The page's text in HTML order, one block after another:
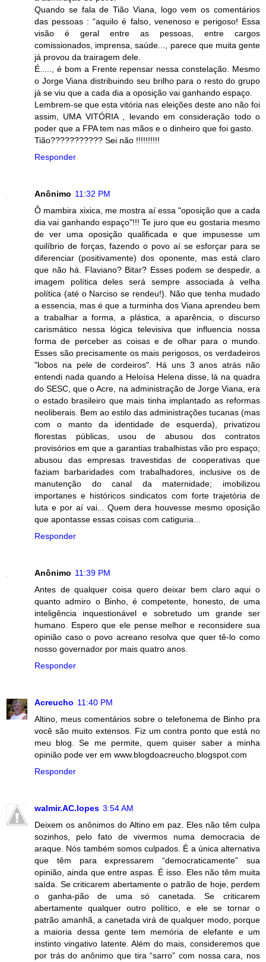
Quando se fala de Tião Viana, logo vem os comentários
das pessoas : “aquilo é falso, venenoso e perigoso! Essa
visão é geral entre as pessoas, entre cargos
comissionados, imprensa, saúde..., parece que muita gente
já provou da trairagem dele.
É....., é bom a Frente repensar nessa constelação. Mesmo
o Jorge Viana distribuindo seu brilho para o resto do grupo
já se viu que a cada dia a oposição vai ganhando espaço.
Lembrem-se que esta vitória nas eleições deste ano não foi
assim, UMA VITÓRIA , levando em consideração todo o
poder que a FPA tem nas mãos e o dinheiro que foi gasto.
Tião??????????? Sei não !!!!!!!!!!
Responder
Anônimo 11:32 PM
Ô mambira xixica, me mostra aí essa "oposição que a cada
dia vai ganhando espaço"!!! Te juro que eu gostaria mesmo
de ver uma oposição qualificada e que impusesse um
quilíbrio de forças, fazendo o povo aí se esforçar para se
diferenciar (positivamente) dos oponente, mas está claro
que não há. Flaviano? Bitar? Esses podem se despedir, a
imagem política deles será sempre associada à velha
política (até o Narciso se rendeu!). Não que tenha mudado
a essencia, mas é que a turminha dos Viana aprendeu bem
a trabalhar a forma, a plástica, a aparência, o discurso
carismático nessa lógica televisiva que influencia nossa
forma de perceber as coisas e de olhar para o mundo.
Esses são precisamente os mais perigosos, os verdadeiros
"lobos na pele de cordeiros". Há uns 3 anos atrás não
entendi nada quando a Heloísa Helena disse, lá na quadra
do SESC, que o Acre, na administração de Jorge Viana, era
o estado brasileiro que mais tinha implantado as reformas
neoliberais. Bem ao estilo das administrações tucanas (mas
com o manto da identidade de esquerda), privatizou
florestas públicas, usou de abusou dos contratos
provisórios em que a garantias trabalhistas vão pro espaço;
abusou das empresas travestidas de cooperativas que
faziam barbaridades com trabalhadores, inclusive os de
manutenção do canal da maternidade; imobilizou
importanes e históricos sindicatos com forte trajetória de
luta e por aí vai... Quem dera houvesse mesmo oposição
que apontasse essas coisas com catiguria...
Responder
Anônimo 11:39 PM
Antes de qualquer coisa quero deixar bem claro aqui o
quanto admiro o Binho, é competente, honesto, de uma
inteligência inquestionável e sobretudo um grande ser
humano. Espero que ele pense melhor e reconsidere sua
opinião caso o povo acreano resolva que quer tê-lo como
nosso governador por mais quatro anos.
Responder
Acreucho 11:40 PM
Altino, meus comentários sobre o telefonema de Binho pra
você são muito extensos. Fiz um contra ponto que está no
meu blog. Se me permite, quem quiser saber a minha
opinião pode ver em www.blogdoacreucho.blogspot.com
Responder
walmir.AC.lopes 3:54 AM
Deixem os anônimos do Altino em paz. Eles não têm culpa
sozinhos, pelo fato de vivermos numa democracia de
araque. Nós também somos culpados. É a única alternativa
que têm para expressarem “democraticamente” sua
opinião, ainda que entre aspas. É isso. Eles não têm muita
saída. Se criticarem abertamente o patrão de hoje, perdem
o ganha-pão de uma só canetada. Se criticarem
abertamente qualquer outro político, e ele se tornar o
patrão amanhã, a canetada virá de qualquer modo, porque
a maioria dessa gente tem memória de elefante e um
instinto vingativo latente. Além do mais, consideremos que
por trás do anônimo que tira “sarro” com nossa cara, nos